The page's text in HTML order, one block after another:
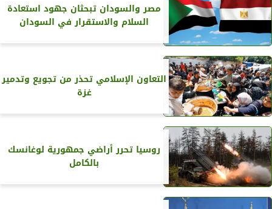
مصر والسودان تبحثان جهود استعادة
السلام والاستقرار في السودان
التعاون الإسلامي تحذر من تجويع وتدمير
غزة
روسيا تحرر أراضي جمهورية لوغانسك
بالكامل